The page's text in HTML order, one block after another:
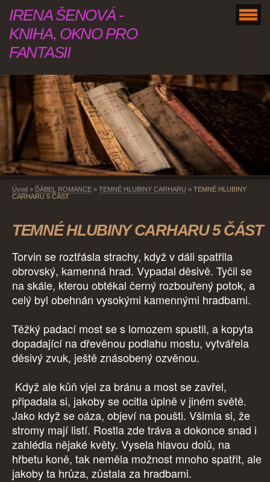
IRENA ŠENOVÁ -
KNIHA, OKNO PRO
FANTASII
Úvod » ĎÁBEL ROMANCE » TEMNÉ HLUBINY CARHARU » TEMNÉ HLUBINY
CARHARU 5 ČÁST
TEMNÉ HLUBINY CARHARU 5 ČÁST
Torvin se roztřásla strachy, když v dáli spatřila
obrovský, kamenná hrad. Vypadal děsivě. Tyčil se
na skále, kterou obtékal černý rozbouřený potok, a
celý byl obehnán vysokými kamennými hradbami.
Těžký padací most se s lomozem spustil, a kopyta
dopadající na dřevěnou podlahu mostu, vytvářela
děsivý zvuk, ještě znásobený ozvěnou.
Když ale kůň vjel za bránu a most se zavřel,
připadala si, jakoby se ocitla úplně v jiném světě.
Jako když se oáza, objeví na poušti. Všimla si, že
stromy mají listí. Rostla zde tráva a dokonce snad i
zahlédla nějaké květy. Vysela hlavou dolů, na
hřbetu koně, tak neměla možnost mnoho spatřit, ale
jakoby ta hrůza, zůstala za hradbami.